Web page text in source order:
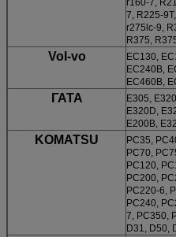
r160-7,
7, R225-
r275lc-9,
R375,
Vol-vo
EC130,
EC240B,
EC460B,
ΓΑΤΑ
E305,
E320D,
E200B,
KOMATSU
PC35,
PC70,
PC120,
PC200,
PC220-6,
PC240,
7, PC350,
D31, D50,